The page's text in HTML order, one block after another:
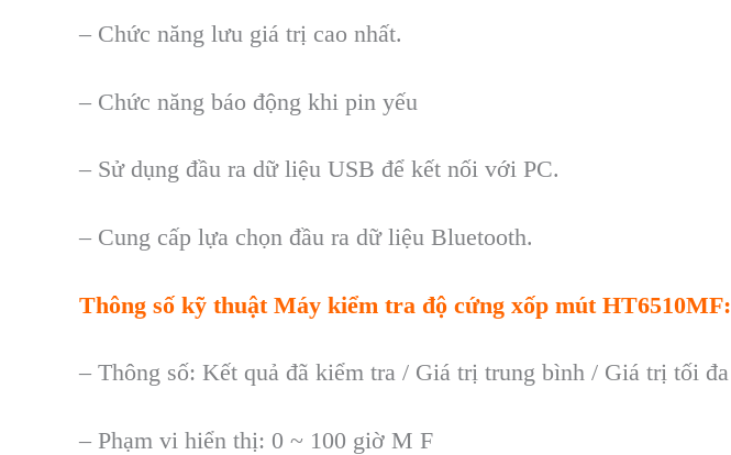
– Chức năng lưu giá trị cao nhất.
– Chức năng báo động khi pin yếu
– Sử dụng đầu ra dữ liệu USB để kết nối với PC.
– Cung cấp lựa chọn đầu ra dữ liệu Bluetooth.
Thông số kỹ thuật Máy kiểm tra độ cứng xốp mútHT6510MF:
– Thông số: Kết quả đã kiểm tra / Giá trị trung bình / Giá trị tối đa
– Phạm vi hiển thị: 0 ~ 100 giờ M F